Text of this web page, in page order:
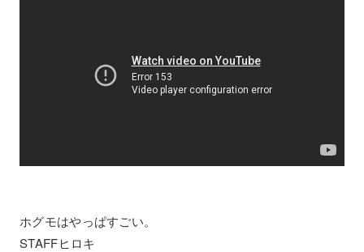
ホグモはやっぱすごい。
STAFFヒロキ